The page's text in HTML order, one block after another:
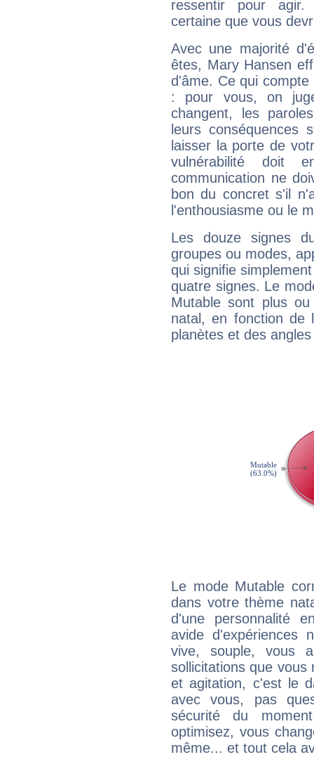
ressentir pour agir.
certaine que vous
Avec une majorité
êtes, Mary Hansen
d'âme. Ce qui
: pour vous, on
changent, les
leurs conséquences
laisser la porte de
vulnérabilité doit
communication ne
bon du concret s'il
l'enthousiasme ou le
Les douze signes
groupes ou modes,
qui signifie
quatre signes. Le
Mutable sont plus
natal, en fonction de
planètes et des
Le mode Mutable
dans votre thème
d'une personnalité
avide d'expériences
vive, souple, vous
sollicitations que vous
et agitation, c'est le
avec vous, pas
sécurité du
optimisez, vous
même... et tout cela